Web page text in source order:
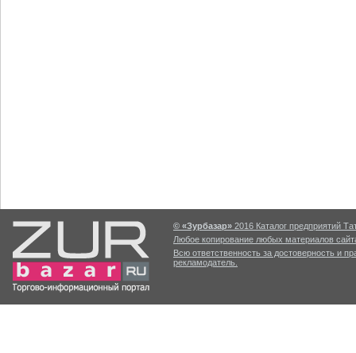
© «Зурбазар» 2016 Каталог предприятий
Любое копирование любых материалов
Всю ответственность за достоверность и
рекламодатель.